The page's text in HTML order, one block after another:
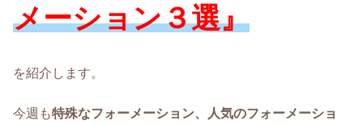
メーション３選』
を紹介します。
今週も特殊なフォーメーション、人気のフォーメーショ